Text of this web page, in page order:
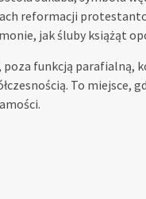
reformacji
jak śluby książąt
poza funkcją parafialną,
To miejsce,